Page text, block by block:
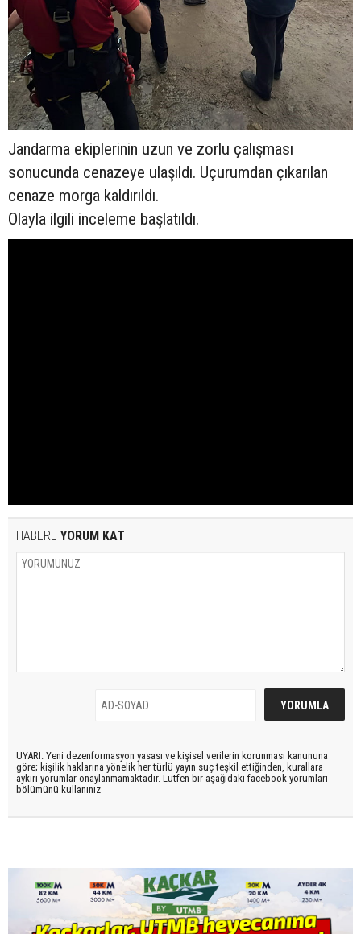
Jandarma ekiplerinin uzun ve zorlu çalışması
sonucunda cenazeye ulaşıldı. Uçurumdan çıkarılan
cenaze morga kaldırıldı.
Olayla ilgili inceleme başlatıldı.
HABERE YORUM KAT
UYARI: Yeni dezenformasyon yasası ve kişisel verilerin korunması kanununa
göre; kişilik haklarına yönelik her türlü yayın suç teşkil ettiğinden, kurallara
aykırı yorumlar onaylanmamaktadır. Lütfen bir aşağıdaki facebook yorumları
bölümünü kullanınız